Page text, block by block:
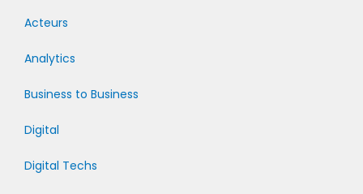
Acteurs
Analytics
Business to Business
Digital
Digital Techs